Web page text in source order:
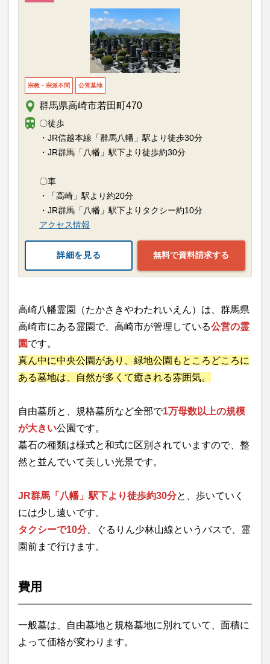
宗教・宗派不問 公営墓地
群馬県高崎市若田町470
〇徒歩
・JR信越本線「群馬八幡」駅より徒歩30分
・JR群馬「八幡」駅下より徒歩約30分
〇車
・「高崎」駅より約20分
・JR群馬「八幡」駅下よりタクシー約10分
アクセス情報
詳細を見る 無料で資料請求する
高崎八幡霊園（たかさきやわたれいえん）は、群馬県
高崎市にある霊園で、高崎市が管理している公営の霊
園です。
真ん中に中央公園があり、緑地公園もところどころに
ある墓地は、自然が多くて癒される雰囲気。
自由墓所と、規格墓所など全部で1万母数以上の規模
が大きい公園です。
墓石の種類は様式と和式に区別されていますので、整
然と並んでいて美しい光景です。
JR群馬「八幡」駅下より徒歩約30分と、歩いていく
には少し遠いです。
タクシーで10分、ぐるりん少林山線というバスで、霊
園前まで行けます。
費用
一般墓は、自由墓地と規格墓地に別れていて、面積に
よって価格が変わります。